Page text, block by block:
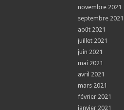
novembre 2021
septembre 2021
août 2021
juillet 2021
juin 2021
mai 2021
avril 2021
mars 2021
février 2021
janvier 2021